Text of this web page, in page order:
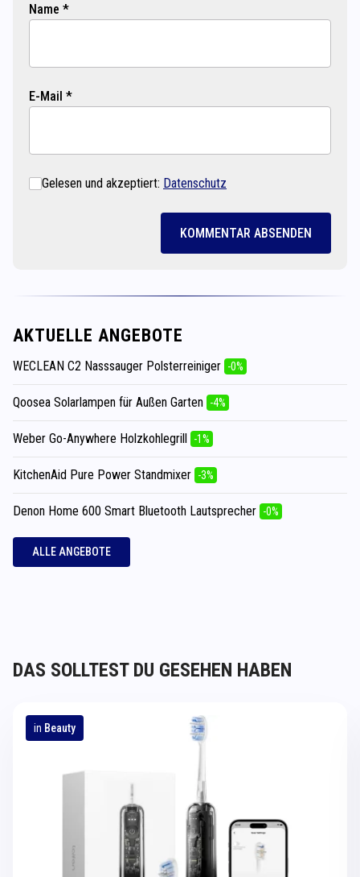
Name *
E-Mail *
Gelesen und akzeptiert: Datenschutz
KOMMENTAR ABSENDEN
AKTUELLE ANGEBOTE
WECLEAN C2 Nasssauger Polsterreiniger -0%
Qoosea Solarlampen für Außen Garten -4%
Weber Go-Anywhere Holzkohlegrill -1%
KitchenAid Pure Power Standmixer -3%
Denon Home 600 Smart Bluetooth Lautsprecher -0%
ALLE ANGEBOTE
DAS SOLLTEST DU GESEHEN HABEN
in Beauty